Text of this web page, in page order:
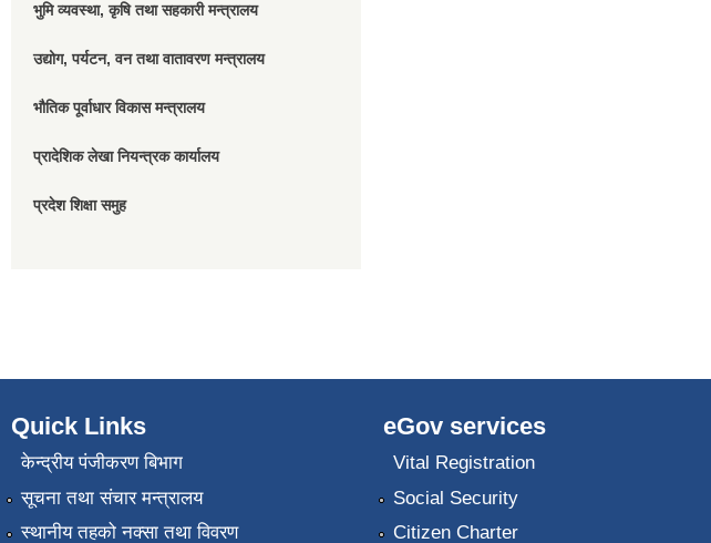
भुमि व्यवस्था, कृषि तथा सहकारी मन्त्रालय
उद्योग, पर्यटन, वन तथा वातावरण मन्त्रालय
भौतिक पूर्वाधार विकास मन्त्रालय
प्रादेशिक लेखा नियन्त्रक कार्यालय
प्रदेश शिक्षा समुह
Quick Links
केन्द्रीय पंजीकरण बिभाग
सूचना तथा संचार मन्त्रालय
स्थानीय तहको नक्सा तथा विवरण
eGov services
Vital Registration
Social Security
Citizen Charter